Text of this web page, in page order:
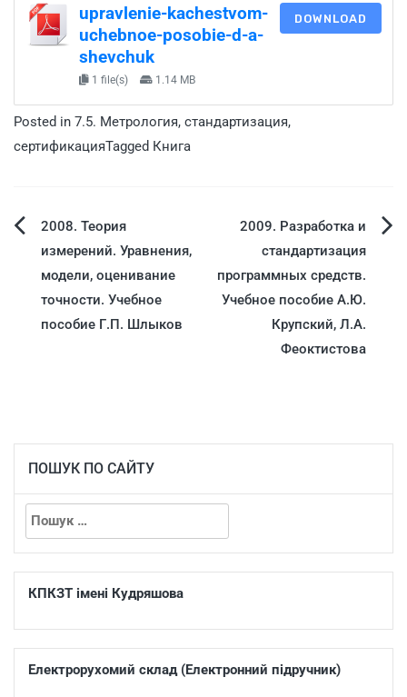
upravlenie-kachestvom-
uchebnoe-posobie-d-a-
shevchuk
1 file(s) 1.14 MB
DOWNLOAD
Posted in 7.5. Метрология, стандартизация,
сертификацияTagged Книга
2008. Теория
измерений. Уравнения,
модели, оценивание
точности. Учебное
пособие Г.П. Шлыков
2009. Разработка и
стандартизация
программных средств.
Учебное пособие А.Ю.
Крупский, Л.А.
Феоктистова
ПОШУК ПО САЙТУ
КПКЗТ імені Кудряшова
Електрорухомий склад (Електронний підручник)